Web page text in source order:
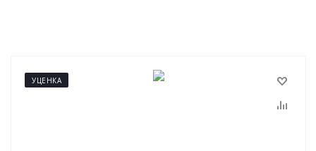
УЦЕНКА